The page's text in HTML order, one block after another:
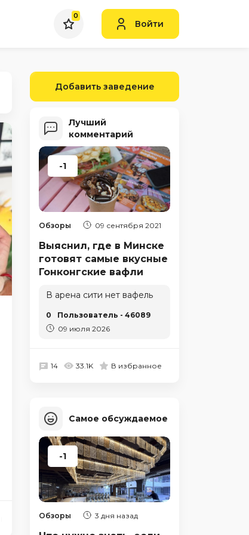
0
Войти
Добавить заведение
Лучший
комментарий
-1
Обзоры 09 сентября 2021
Выяснил, где в Минске
готовят самые вкусные
Гонконгские вафли
В арена сити нет вафель
0
Пользователь - 46089
09 июля 2026
14 33.1K В избранное
Самое обсуждаемое
-1
Обзоры 3 дня назад